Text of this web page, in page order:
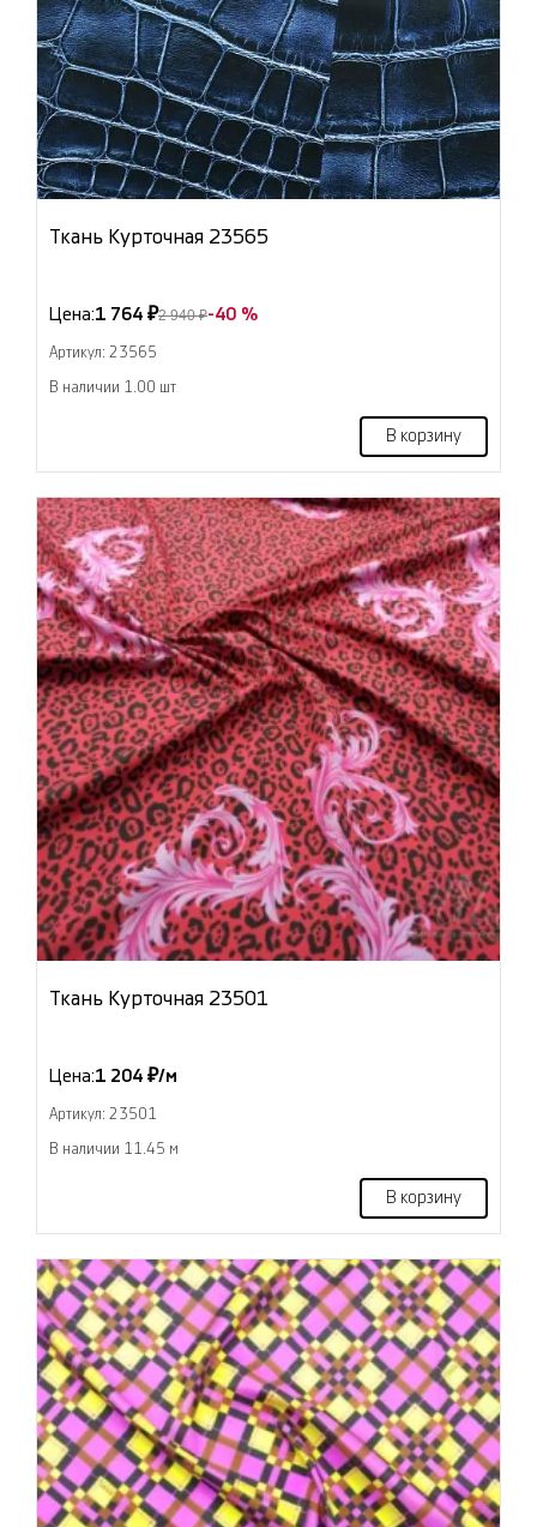
Ткань Курточная 23565
Цена:1 764 ₽2 940 ₽-40 %
Артикул: 23565
В наличии 1.00 шт
В корзину
Ткань Курточная 23501
Цена:1 204 ₽/м
Артикул: 23501
В наличии 11.45 м
В корзину